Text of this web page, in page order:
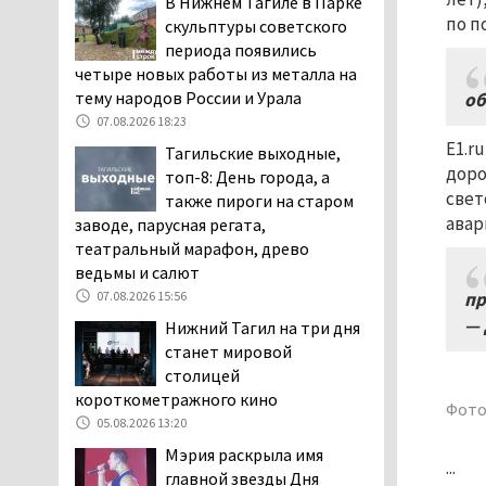
по
—
...
дня запретят
электросамокаты
«Я уверен, это бельевая
вошь». Родители 10-
летней девочки
пожаловались на кровососущих
паразитов, которые искусали их
ребёнка в детской больнице
Нижнего Тагила
Директора уральского
предприятия по
производству дронов
«Упырь» подорвали в автомобиле
под Екатеринбургом
05.08.2026 17:05
Эксперты назвали
причины массового мора
скульптуры советского
периода появились
четыре новых работы из металла на
тему народов России и Урала
07.08.2026 18:23
Тагильские выходные,
топ-8: День города, а
также пироги на старом
заводе, парусная регата,
театральный марафон, древо
ведьмы и салют
07.08.2026 15:56
Нижний Тагил на три дня
станет мировой
столицей
короткометражного кино
05.08.2026 13:20
Мэрия раскрыла имя
главной звезды Дня